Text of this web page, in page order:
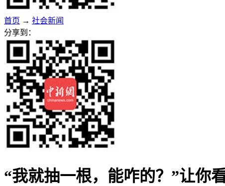
首页 → 社会新闻
分享到：
“我就抽一根，能咋的？”让你